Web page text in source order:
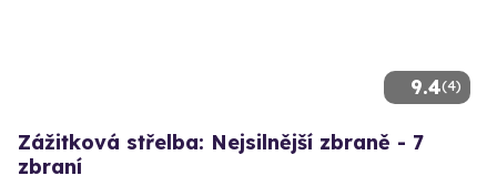
9.4(4)
Zážitková střelba: Nejsilnější zbraně - 7
zbraní